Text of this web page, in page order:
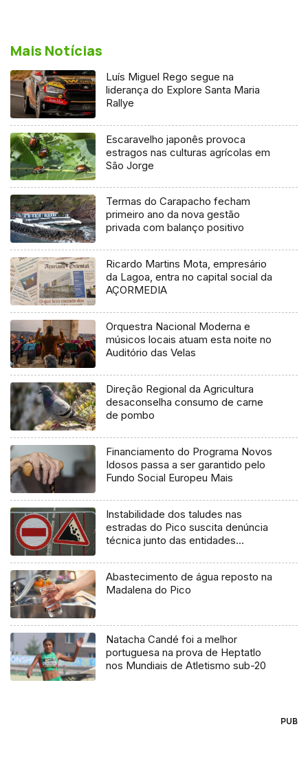
Mais Notícias
Luís Miguel Rego segue na
liderança do Explore Santa Maria
Rallye
Escaravelho japonês provoca
estragos nas culturas agrícolas em
São Jorge
Termas do Carapacho fecham
primeiro ano da nova gestão
privada com balanço positivo
Ricardo Martins Mota, empresário
da Lagoa, entra no capital social da
AÇORMEDIA
Orquestra Nacional Moderna e
músicos locais atuam esta noite no
Auditório das Velas
Direção Regional da Agricultura
desaconselha consumo de carne
de pombo
Financiamento do Programa Novos
Idosos passa a ser garantido pelo
Fundo Social Europeu Mais
Instabilidade dos taludes nas
estradas do Pico suscita denúncia
técnica junto das entidades
Abastecimento de água reposto na
Madalena do Pico
Natacha Candé foi a melhor
portuguesa na prova de Heptatlo
nos Mundiais de Atletismo sub-20
PUB